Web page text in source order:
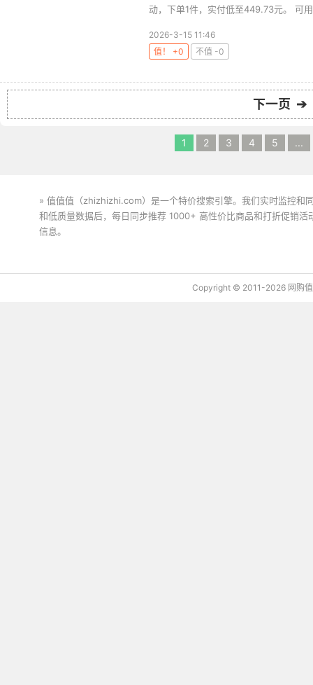
动，下单1件，实付低至449.73元。 可
2026-3-15 11:46
值！ +0
不值 -0
下一页 ➔
1 2 3 4 5 ...
» 值值值（zhizhizhi.com）是一个特价搜索引擎。我们实时监控和
和低质量数据后，每日同步推荐 1000+ 高性价比商品和打折促销
信息。
Copyright © 2011-2026 网购